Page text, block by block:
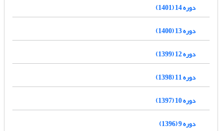
دوره 14 (1401)
دوره 13 (1400)
دوره 12 (1399)
دوره 11 (1398)
دوره 10 (1397)
دوره 9 (1396)